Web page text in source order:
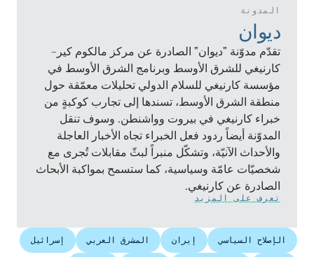
المدونة
ديوان
تقدّم مدوّنة "ديوان" الصادرة عن مركز مالكوم كير–
كارنيغي للشرق الأوسط وبرنامج الشرق الأوسط في
مؤسسة كارنيغي للسلام الدولي تحليلات معمّقة حول
منطقة الشرق الأوسط، تسندها إلى تجارب كوكبةٍ من
خبراء كارنيغي في بيروت وواشنطن. وسوف تنقل
المدوّنة أيضاً ردود فعل الخبراء تجاه الأخبار العاجلة
والأحداث الآنيّة، وتشكّل منبراً لبثّ مقابلات تُجرى مع
شخصيّات عامّة وسياسية، كما ستسمح بمواكبة الأبحاث
الصادرة عن كارنيغي.
تعرف على المزيد
الإصلاح السياسي إيران المشرق العربي إسرائيل